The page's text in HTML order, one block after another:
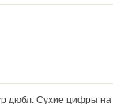
дюбл. Сухие цифры